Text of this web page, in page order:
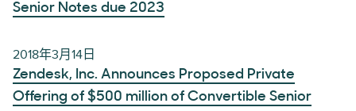
Senior Notes due 2023
2018年3月14日
Zendesk, Inc. Announces Proposed Private
Offering of $500 million of Convertible Senior